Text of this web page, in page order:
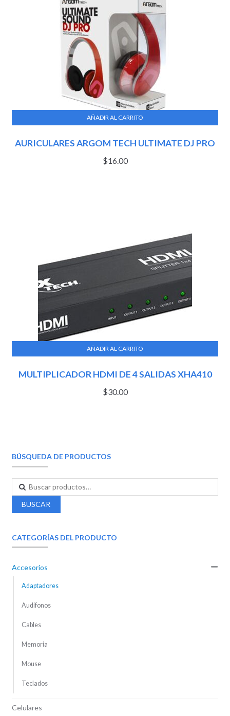
AURICULARES ARGOM TECH ULTIMATE DJ PRO
$16.00
AÑADIR AL CARRITO
MULTIPLICADOR HDMI DE 4 SALIDAS XHA410
$30.00
AÑADIR AL CARRITO
BÚSQUEDA DE PRODUCTOS
BUSCAR
CATEGORÍAS DEL PRODUCTO
Accesorios
Adaptadores
Audifonos
Cables
Memoria
Mouse
Teclados
Celulares